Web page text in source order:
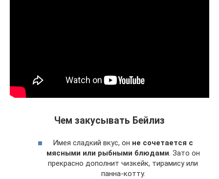
Чем закусывать Бейлиз
Имея сладкий вкус, он не сочетается с
мясными или рыбными блюдами. Зато он
прекрасно дополнит чизкейк, тирамису или
панна-котту.